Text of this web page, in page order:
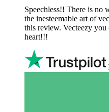
Speechless!! There is no
the inesteemable art of
this review. Vecteezy
heart!!!